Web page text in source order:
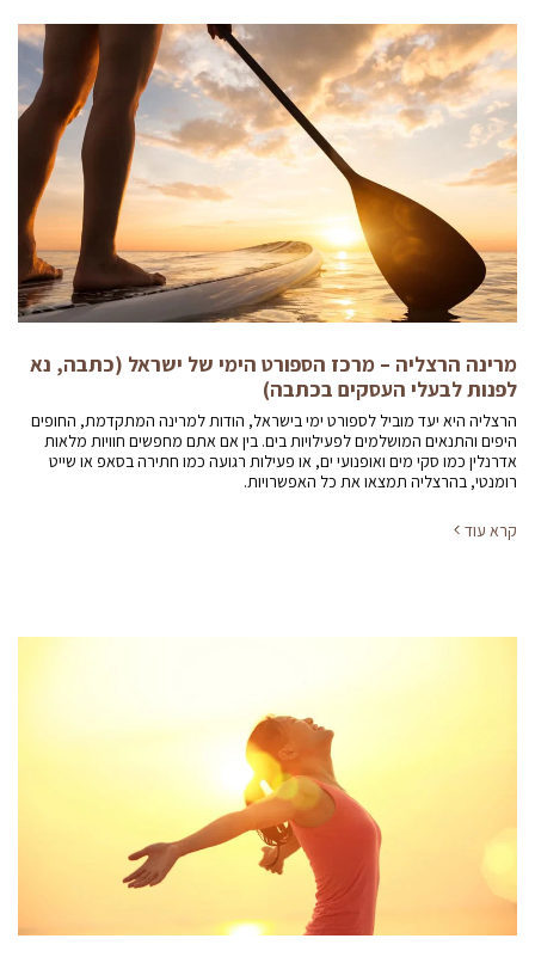
מרינה הרצליה – מרכז הספורט הימי של ישראל (כתבה, נא
לפנות לבעלי העסקים בכתבה)
הרצליה היא יעד מוביל לספורט ימי בישראל, הודות למרינה המתקדמת, החופים
היפים והתנאים המושלמים לפעילויות בים. בין אם אתם מחפשים חוויות מלאות
אדרנלין כמו סקי מים ואופנועי ים, או פעילות רגועה כמו חתירה בסאפ או שייט
רומנטי, בהרצליה תמצאו את כל האפשרויות.
קרא עוד